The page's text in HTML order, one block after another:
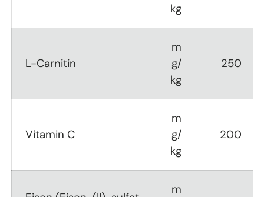
kg
L-Carnitin
m
g/
kg
250
Vitamin C
m
g/
kg
200
m